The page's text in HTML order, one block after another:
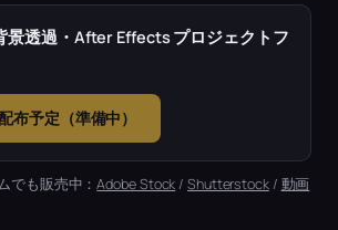
景透過・After Effects プロジェクトフ
布予定（準備中）
でも販売中：Adobe Stock /Shutterstock/ 動画